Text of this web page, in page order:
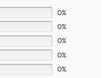
0%
0%
0%
0%
0%